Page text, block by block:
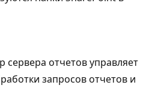
отчетов управляет
запросов отчетов и